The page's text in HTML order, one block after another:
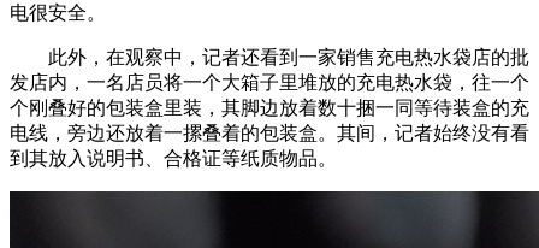
电很安全。
此外，在观察中，记者还看到一家销售充电热水袋店的批
发店内，一名店员将一个大箱子里堆放的充电热水袋，往一个
个刚叠好的包装盒里装，其脚边放着数十捆一同等待装盒的充
电线，旁边还放着一摞叠着的包装盒。其间，记者始终没有看
到其放入说明书、合格证等纸质物品。